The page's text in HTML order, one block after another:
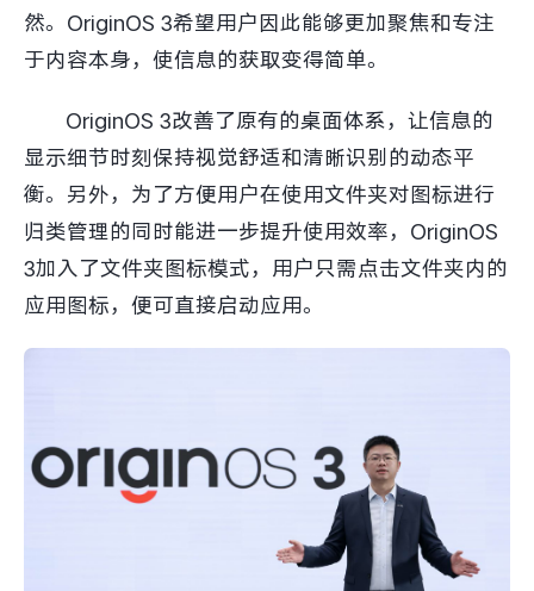
然。OriginOS 3希望用户因此能够更加聚焦和专注
于内容本身，使信息的获取变得简单。
OriginOS 3改善了原有的桌面体系，让信息的
显示细节时刻保持视觉舒适和清晰识别的动态平
衡。另外，为了方便用户在使用文件夹对图标进行
归类管理的同时能进一步提升使用效率，OriginOS
3加入了文件夹图标模式，用户只需点击文件夹内的
应用图标，便可直接启动应用。